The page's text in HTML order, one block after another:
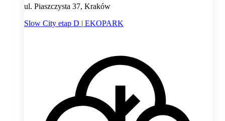
ul. Piaszczysta 37, Kraków
Slow City etap D | EKOPARK